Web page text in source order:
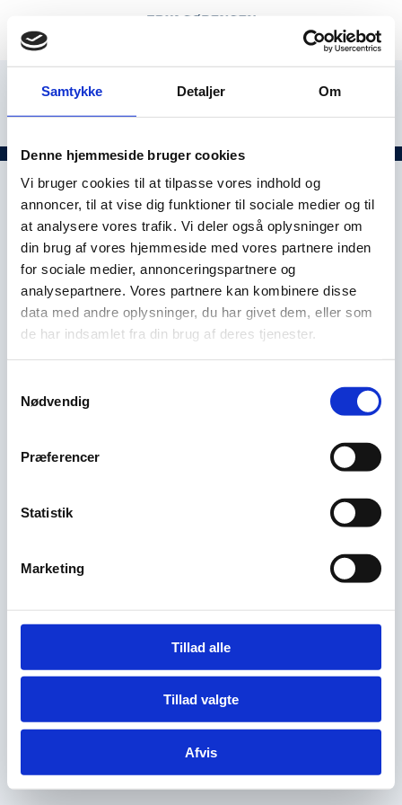
Samtykke Detaljer Om
Denne hjemmeside bruger cookies
Vi bruger cookies til at tilpasse vores indhold og
annoncer, til at vise dig funktioner til sociale medier og til
at analysere vores trafik. Vi deler også oplysninger om
din brug af vores hjemmeside med vores partnere inden
for sociale medier, annonceringspartnere og
analysepartnere. Vores partnere kan kombinere disse
data med andre oplysninger, du har givet dem, eller som
de har indsamlet fra din brug af deres tjenester.
Nødvendig
Præferencer
Statistik
Marketing
Tillad alle
Tillad valgte
Afvis